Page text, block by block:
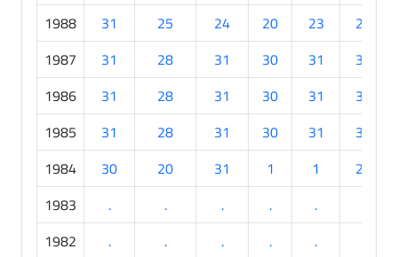
1988
31 25 24 20 23
26
1987
31 28 31 30 31
30
1986
31 28 31 30 31
30
1985
31 28 31 30 31
30
1984
30 20 31 1 1
22
1983
. . . . .
1982
. . . . .